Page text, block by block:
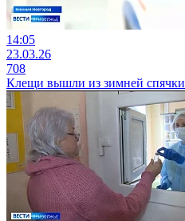
14:05
23.03.26
708
Клещи вышли из зимней спячки